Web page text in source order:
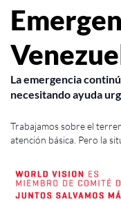
La emergencia
necesitando ayuda
Trabajamos sobre el
atención básica. Pero la